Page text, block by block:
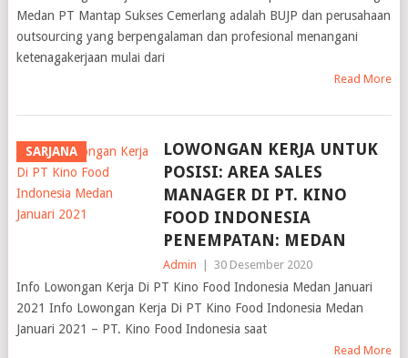
Medan PT Mantap Sukses Cemerlang adalah BUJP dan perusahaan
outsourcing yang berpengalaman dan profesional menangani
ketenagakerjaan mulai dari
Read More
SARJANA
LOWONGAN KERJA UNTUK
POSISI: AREA SALES
MANAGER DI PT. KINO
FOOD INDONESIA
PENEMPATAN: MEDAN
Admin 30 Desember 2020
Info Lowongan Kerja Di PT Kino Food Indonesia Medan Januari
2021 Info Lowongan Kerja Di PT Kino Food Indonesia Medan
Januari 2021 – PT. Kino Food Indonesia saat
Read More